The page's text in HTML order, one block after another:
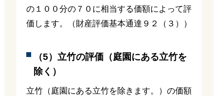
の１００分の７０に相当する価額によって評
価します。（財産評価基本通達９２（３））
（5）立竹の評価（庭園にある立竹を
除く）
立竹（庭園にある立竹を除きます。）の価額